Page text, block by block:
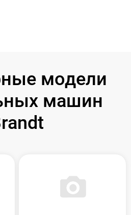
модели
машин